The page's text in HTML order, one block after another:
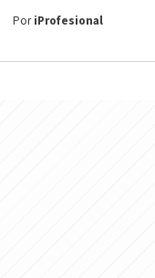
PoriProfesional